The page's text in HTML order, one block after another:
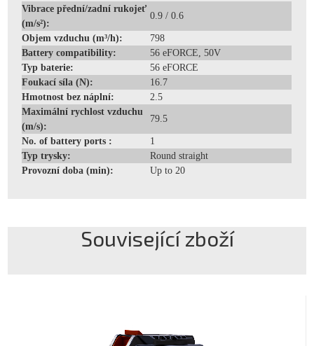
Vibrace přední/zadní rukojeť
(m/s²):
0.9 / 0.6
Objem vzduchu (m³/h):
798
Battery compatibility:
56 eFORCE, 50V
Typ baterie:
56 eFORCE
Foukací síla (N):
16.7
Hmotnost bez náplní:
2.5
Maximální rychlost vzduchu
(m/s):
79.5
No. of battery ports :
1
Typ trysky:
Round straight
Provozní doba (min):
Up to 20
Související zboží